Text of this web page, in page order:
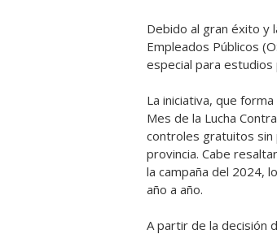
Debido al gran éxito y
Empleados Públicos
especial para
La iniciativa, que
Mes de la Lucha
controles gratuitos
provincia. Cabe
la campaña del 2024,
año a año.
A partir de la decisión